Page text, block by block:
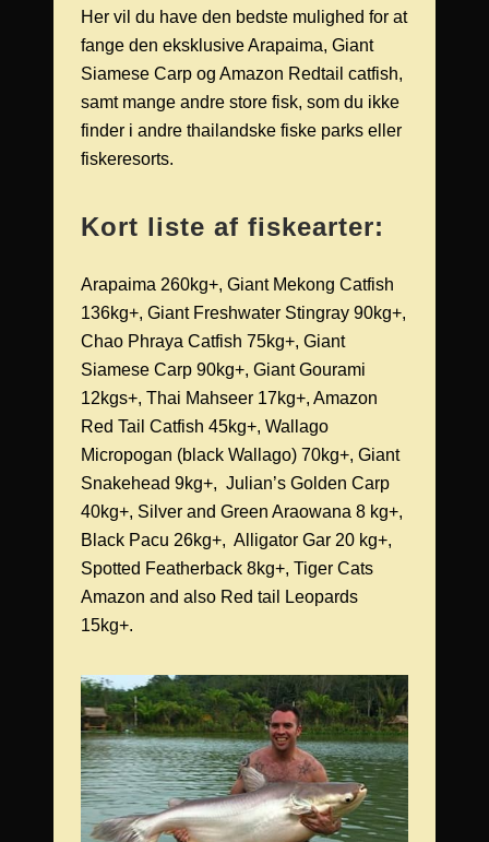
Her vil du have den bedste mulighed for at
fange den eksklusive Arapaima, Giant
Siamese Carp og Amazon Redtail catfish,
samt mange andre store fisk, som du ikke
finder i andre thailandske fiske parks eller
fiskeresorts.
Kort liste af fiskearter:
Arapaima 260kg+, Giant Mekong Catfish
136kg+, Giant Freshwater Stingray 90kg+,
Chao Phraya Catfish 75kg+, Giant
Siamese Carp 90kg+, Giant Gourami
12kgs+, Thai Mahseer 17kg+, Amazon
Red Tail Catfish 45kg+, Wallago
Micropogan (black Wallago) 70kg+, Giant
Snakehead 9kg+, Julian’s Golden Carp
40kg+, Silver and Green Araowana 8 kg+,
Black Pacu 26kg+, Alligator Gar 20 kg+,
Spotted Featherback 8kg+, Tiger Cats
Amazon and also Red tail Leopards
15kg+.